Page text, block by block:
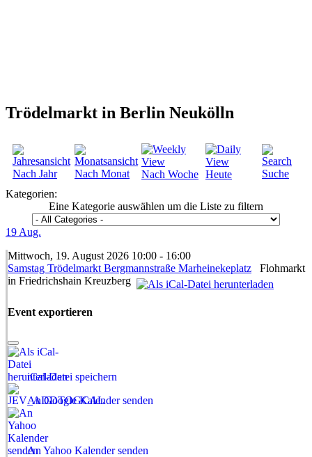
Trödelmarkt in Berlin Neukölln
Nach Jahr Nach Monat Nach Woche Heute
Suche
Kategorien:
Eine Kategorie auswählen um die Liste zu filtern
19 Aug.
Mittwoch, 19. August 2026 10:00 - 16:00
Samstag Trödelmarkt Bergmannstraße Marheinekeplatz Flohmarkt
in Friedrichshain Kreuzberg
Event exportieren
iCal-Datei speichern
An Google Kalender senden
An Yahoo Kalender senden